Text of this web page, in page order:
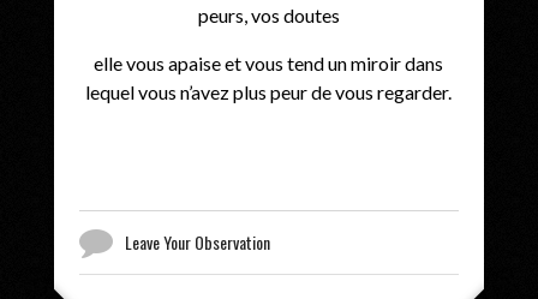
peurs, vos doutes
elle vous apaise et vous tend un miroir dans
lequel vous n’avez plus peur de vous regarder.
Leave Your Observation